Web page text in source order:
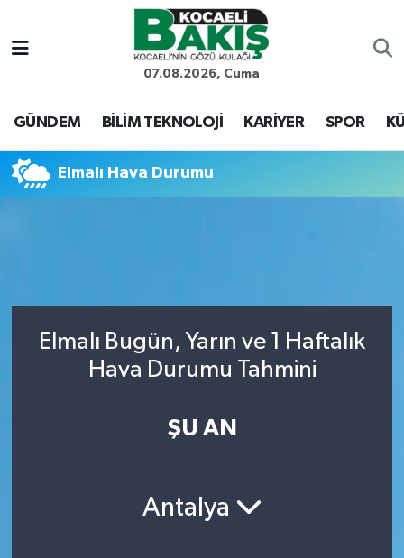
07.08.2026, Cuma
GÜNDEM BİLİM TEKNOLOJİ KARİYER SPOR
Elmalı Hava Durumu
Elmalı Bugün, Yarın ve 1 Haftalık
Hava Durumu Tahmini
ŞU AN
Antalya
Kocaeli Nöbetçi Eczaneler
Kocaeli Hava Durumu
Haber Arşivi